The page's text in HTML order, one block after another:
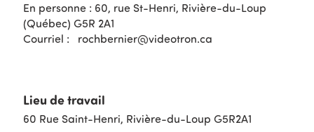
En personne : 60, rue St-Henri, Rivière-du-Loup
(Québec) G5R 2A1
Courriel : rochbernier@videotron.ca
Lieu de travail
60 Rue Saint-Henri, Rivière-du-Loup G5R2A1